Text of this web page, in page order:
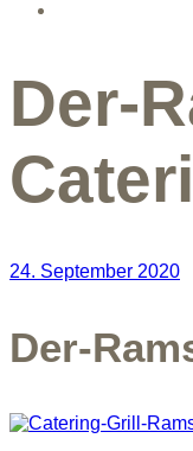
Der-
24. September 2020
Der-